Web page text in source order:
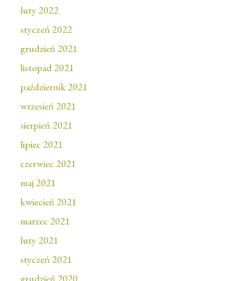
luty 2022
styczeń 2022
grudzień 2021
listopad 2021
październik 2021
wrzesień 2021
sierpień 2021
lipiec 2021
czerwiec 2021
maj 2021
kwiecień 2021
marzec 2021
luty 2021
styczeń 2021